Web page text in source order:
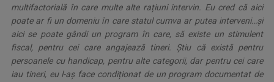
multifactorială în care multe alte rațiuni intervin. Eu cred că aici
poate ar fi un domeniu în care statul cumva ar putea interveni…și
aici se poate gândi un program în care, să existe un stimulent
fiscal, pentru cei care angajează tineri. Știu că există pentru
persoanele cu handicap, pentru alte categorii, dar pentru cei care
iau tineri, eu l-aș face condiționat de un program documentat de